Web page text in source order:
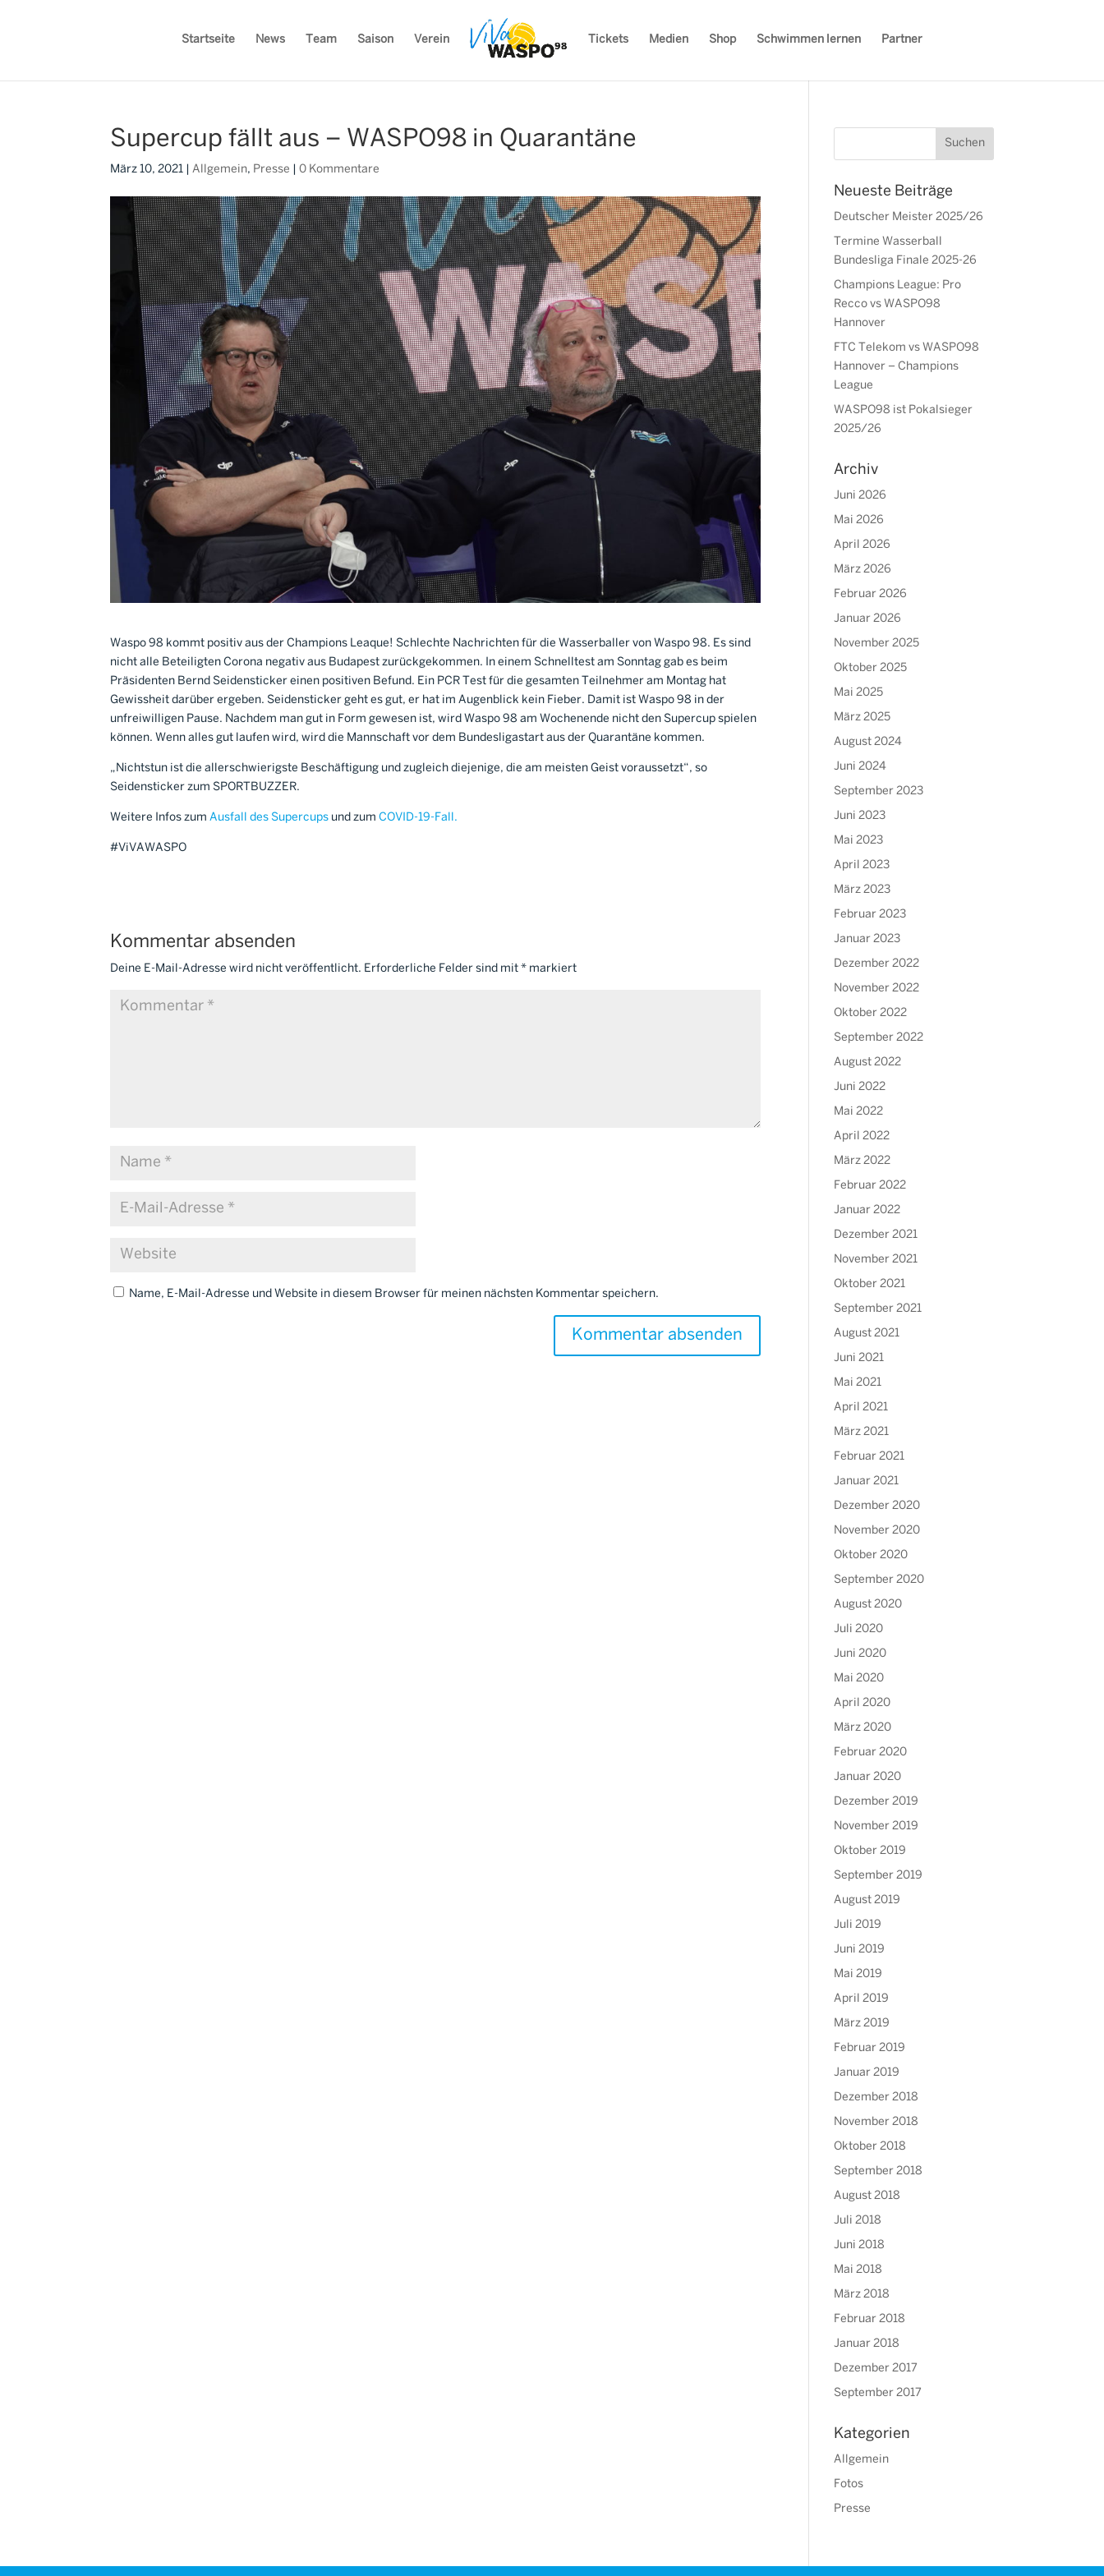
Startseite News Team Saison Verein Tickets Medien Shop Schwimmen lernen Partner
Supercup fällt aus – WASPO98 in Quarantäne
März 10, 2021 |Allgemein, Presse |0 Kommentare
Waspo 98 kommt positiv aus der Champions Leaque! Schlechte Nachrichten für die Wasserballer von Waspo 98. Es sind
nicht alle Beteiligten Corona negativ aus Budapest zurückgekommen. In einem Schnelltest am Sonntag gab es beim
Präsidenten Bernd Seidensticker einen positiven Befund. Ein PCR Test für die gesamten Teilnehmer am Montag hat
Gewissheit darüber ergeben. Seidensticker geht es gut, er hat im Augenblick kein Fieber. Damit ist Waspo 98 in der
unfreiwilligen Pause. Nachdem man gut in Form gewesen ist, wird Waspo 98 am Wochenende nicht den Supercup spielen
können. Wenn alles gut laufen wird, wird die Mannschaft vor dem Bundesligastart aus der Quarantäne kommen.
„Nichtstun ist die allerschwierigste Beschäftigung und zugleich diejenige, die am meisten Geist voraussetzt“, so
Seidensticker zum SPORTBUZZER.
Weitere Infos zumAusfall des Supercups und zumCOVID-19-Fall.
#ViVAWASPO
Kommentar absenden
Deine E-Mail-Adresse wird nicht veröffentlicht. Erforderliche Felder sind mit* markiert
Name, E-Mail-Adresse und Website in diesem Browser für meinen nächsten Kommentar speichern.
Neueste Beiträge
Deutscher Meister 2025/26
Termine Wasserball
Bundesliga Finale 2025-26
Champions League: Pro
Recco vs WASPO98
Hannover
FTC Telekom vs WASPO98
Hannover – Champions
League
WASPO98 ist Pokalsieger
2025/26
Archiv
Juni 2026
Mai 2026
April 2026
März 2026
Februar 2026
Januar 2026
November 2025
Oktober 2025
Mai 2025
März 2025
August 2024
Juni 2024
September 2023
Juni 2023
Mai 2023
April 2023
März 2023
Februar 2023
Januar 2023
Dezember 2022
November 2022
Oktober 2022
September 2022
August 2022
Juni 2022
Mai 2022
April 2022
März 2022
Februar 2022
Januar 2022
Dezember 2021
November 2021
Oktober 2021
September 2021
August 2021
Juni 2021
Mai 2021
April 2021
März 2021
Februar 2021
Januar 2021
Dezember 2020
November 2020
Oktober 2020
September 2020
August 2020
Juli 2020
Juni 2020
Mai 2020
April 2020
März 2020
Februar 2020
Januar 2020
Dezember 2019
November 2019
Oktober 2019
September 2019
August 2019
Juli 2019
Juni 2019
Mai 2019
April 2019
März 2019
Februar 2019
Januar 2019
Dezember 2018
November 2018
Oktober 2018
September 2018
August 2018
Juli 2018
Juni 2018
Mai 2018
März 2018
Februar 2018
Januar 2018
Dezember 2017
September 2017
Kategorien
Allgemein
Fotos
Presse